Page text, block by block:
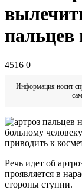
пальцев
4516 0
Информация носит
больному
приводить к
Речь идет об
проявляется в
стороны ступни.